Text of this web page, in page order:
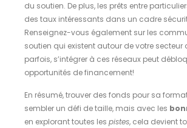
du soutien. De plus, les prêts entre
des taux intéressants dans un cadre
Renseignez-vous également sur les
soutien qui existent autour de votre secteur
parfois, s’intégrer à ces réseaux peut
opportunités de financement!
En résumé, trouver des fonds pour sa
sembler un défi de taille, mais avec les
en explorant toutes les pistes, cela devient